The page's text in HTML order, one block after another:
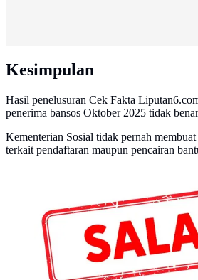
Kesimpulan
Hasil penelusuran Cek Fakta
penerima bansos Oktober 2025 tidak
Kementerian Sosial tidak pernah membuat
terkait pendaftaran maupun pencairan